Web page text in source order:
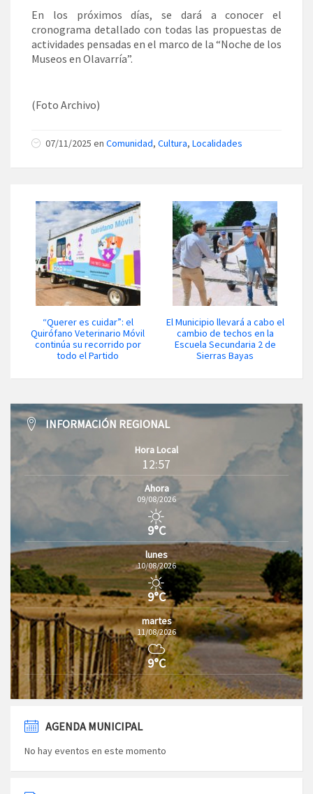
En los próximos días, se dará a conocer el
cronograma detallado con todas las propuestas de
actividades pensadas en el marco de la “Noche de los
Museos en Olavarría”.
(Foto Archivo)
07/11/2025 en Comunidad, Cultura, Localidades
“Querer es cuidar”: el
Quirófano Veterinario Móvil
continúa su recorrido por
todo el Partido
El Municipio llevará a cabo el
cambio de techos en la
Escuela Secundaria 2 de
Sierras Bayas
INFORMACIÓN REGIONAL
Hora Local
12:57
Ahora
09/08/2026
9°C
lunes
10/08/2026
9°C
martes
11/08/2026
9°C
AGENDA MUNICIPAL
No hay eventos en este momento